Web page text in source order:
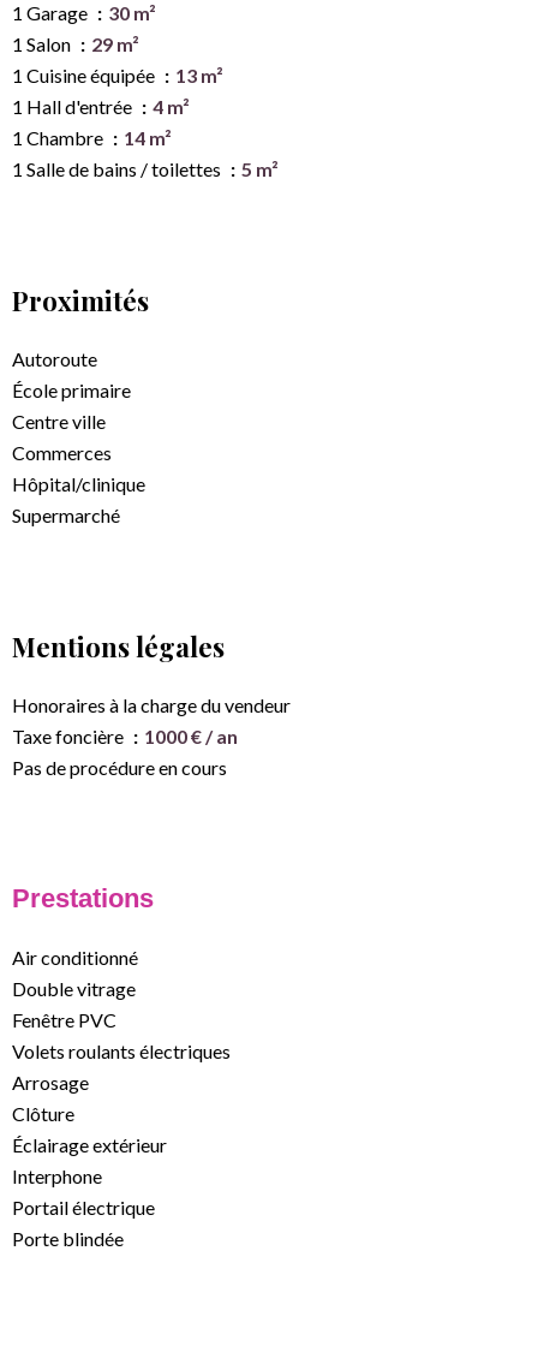
1 Garage
30 m²
1 Salon
29 m²
1 Cuisine équipée
13 m²
1 Hall d'entrée
4 m²
1 Chambre
14 m²
1 Salle de bains / toilettes
5 m²
Proximités
Autoroute
École primaire
Centre ville
Commerces
Hôpital/clinique
Supermarché
Mentions légales
Honoraires à la charge du vendeur
Taxe foncière
1000 € / an
Pas de procédure en cours
Prestations
Air conditionné
Double vitrage
Fenêtre PVC
Volets roulants électriques
Arrosage
Clôture
Éclairage extérieur
Interphone
Portail électrique
Porte blindée